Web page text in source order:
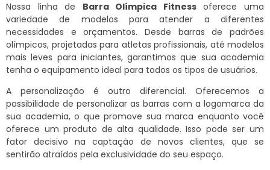
Nossa linha de Barra Olímpica Fitnessoferece uma
variedade de modelos para atender a diferentes
necessidades e orçamentos. Desde barras de padrões
olímpicos, projetadas para atletas profissionais, até modelos
mais leves para iniciantes, garantimos que sua academia
tenha o equipamento ideal para todos os tipos de usuários.
A personalização é outro diferencial. Oferecemos a
possibilidade de personalizar as barras com a logomarca da
sua academia, o que promove sua marca enquanto você
oferece um produto de alta qualidade. Isso pode ser um
fator decisivo na captação de novos clientes, que se
sentirão atraídos pela exclusividade do seu espaço.